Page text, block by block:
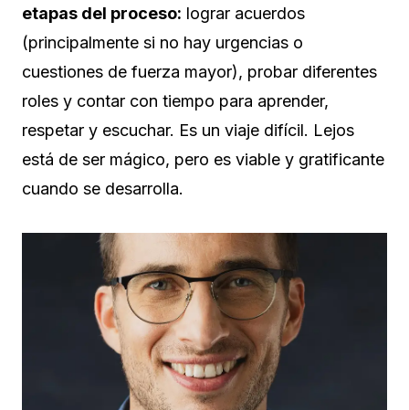
etapas del proceso: lograr acuerdos
(principalmente si no hay urgencias o
cuestiones de fuerza mayor), probar diferentes
roles y contar con tiempo para aprender,
respetar y escuchar. Es un viaje difícil. Lejos
está de ser mágico, pero es viable y gratificante
cuando se desarrolla.